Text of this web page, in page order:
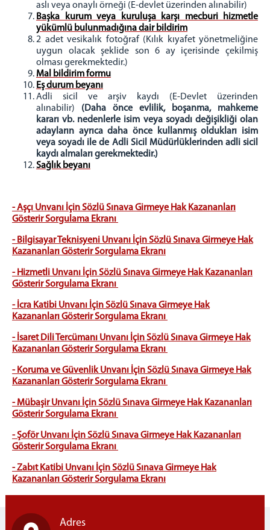
aslı veya onaylı örneği (E-devlet üzerinden alınabilir)
Başka kurum veya kuruluşa karşı mecburi hizmetle
yükümlü bulunmadığına dair bildirim
2 adet vesikalık fotoğraf (Kılık kıyafet yönetmeliğine
uygun olacak şeklide son 6 ay içerisinde çekilmiş
olması gerekmektedir.)
Mal bildirim formu
Eş durum beyanı
Adli sicil ve arşiv kaydı (E-Devlet üzerinden
alınabilir) (Daha önce evlilik, boşanma, mahkeme
kararı vb. nedenlerle isim veya soyadı değişikliği olan
adayların ayrıca daha önce kullanmış oldukları isim
veya soyadı ile de Adli Sicil Müdürlüklerinden adli sicil
kaydı almaları gerekmektedir.)
Sağlık beyanı
- Aşçı Unvanı İçin Sözlü Sınava Girmeye Hak Kazananları
Gösterir Sorgulama Ekranı
- Bilgisayar Teknisyeni Unvanı İçin Sözlü Sınava Girmeye Hak
Kazananları Gösterir Sorgulama Ekranı
- Hizmetli Unvanı İçin Sözlü Sınava Girmeye Hak Kazananları
Gösterir Sorgulama Ekranı
- İcra Katibi Unvanı İçin Sözlü Sınava Girmeye Hak
Kazananları Gösterir Sorgulama Ekranı
- İsaret Dili Tercümanı Unvanı İçin Sözlü Sınava Girmeye Hak
Kazananları Gösterir Sorgulama Ekranı
- Koruma ve Güvenlik Unvanı İçin Sözlü Sınava Girmeye Hak
Kazananları Gösterir Sorgulama Ekranı
- Mübaşir Unvanı İçin Sözlü Sınava Girmeye Hak Kazananları
Gösterir Sorgulama Ekranı
- Şoför Unvanı İçin Sözlü Sınava Girmeye Hak Kazananları
Gösterir Sorgulama Ekranı
- Zabıt Katibi Unvanı İçin Sözlü Sınava Girmeye Hak
Kazananları Gösterir Sorgulama Ekranı
Adres